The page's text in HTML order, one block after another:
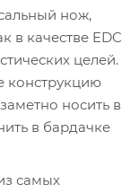
нож,
в качестве EDC
целей.
конструкцию
носить в
в бардачке
самых